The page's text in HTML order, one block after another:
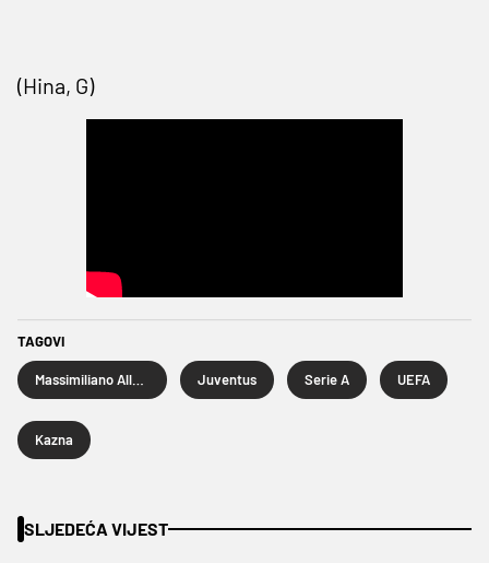
(Hina, G)
TAGOVI
Juventus Serie A UEFA
Kazna
SLJEDEĆA VIJEST